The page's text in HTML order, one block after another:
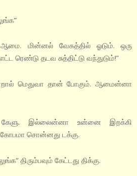
மின்னல் வேகத்தில் ஓடும். ஒரு
ரெண்டு தடவ சுத்திட்டு வந்துடும்!”
மெதுவா தான் போகும். ஆமைன்னா
இல்லைன்னா உன்னை இறக்கி
கோபமா சொன்னது டக்கு.
திரும்பவும் கேட்டது திக்கு.